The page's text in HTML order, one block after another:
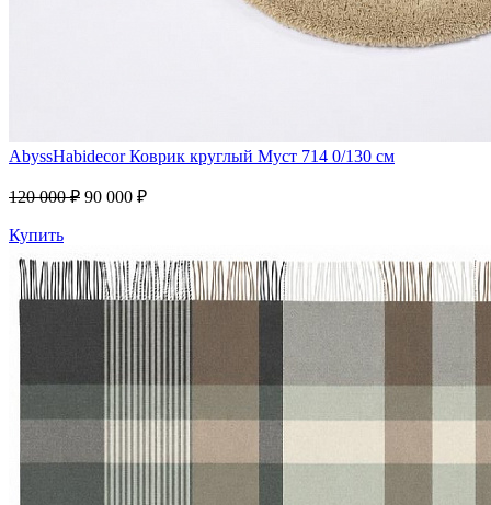
AbyssHabidecor Коврик круглый Муст 714 0/130 см
120 000 ₽ 90 000 ₽
Купить